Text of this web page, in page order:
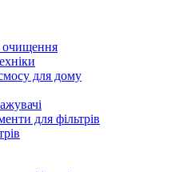
очищення
для дому
для фільтрів